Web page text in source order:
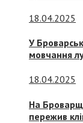
18.04.2025
У
мовчання
18.04.2025
На
пережив